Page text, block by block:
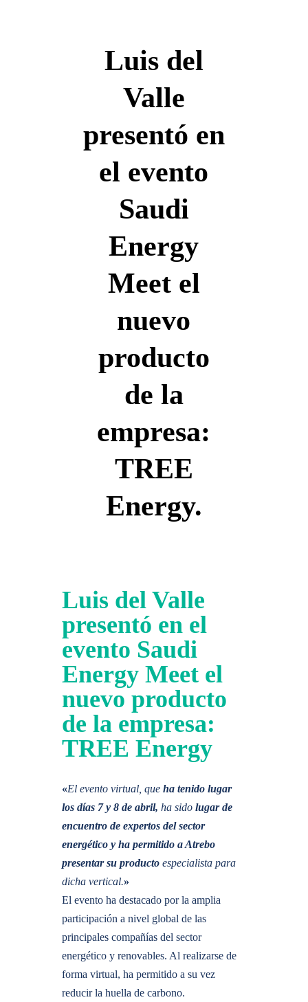
Luis del
Valle
presentó en
el evento
Saudi
Energy
Meet el
nuevo
producto
de la
empresa:
TREE
Energy.
Luis del Valle
presentó en el
evento Saudi
Energy Meet el
nuevo producto
de la empresa:
TREE Energy
«El evento virtual, que ha tenido lugar
los días 7 y 8 de abril, ha sido lugar de
encuentro de expertos del sector
energético y ha permitido a Atrebo
presentar su producto especialista para
dicha vertical.»
El evento ha destacado por la amplia
participación a nivel global de las
principales compañías del sector
energético y renovables. Al realizarse de
forma virtual, ha permitido a su vez
reducir la huella de carbono.